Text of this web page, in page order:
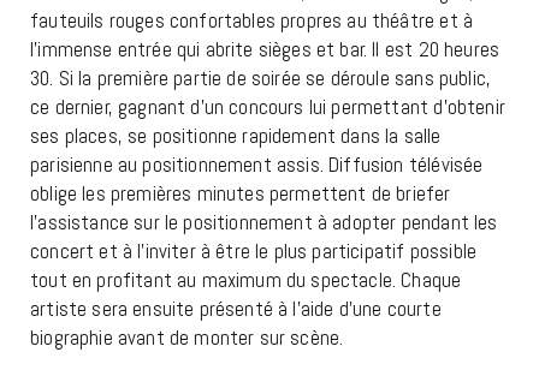
fauteuils rouges confortables propres au théâtre et à
l’immense entrée qui abrite sièges et bar. Il est 20 heures
30. Si la première partie de soirée se déroule sans public,
ce dernier, gagnant d’un concours lui permettant d’obtenir
ses places, se positionne rapidement dans la salle
parisienne au positionnement assis. Diffusion télévisée
oblige les premières minutes permettent de briefer
l’assistance sur le positionnement à adopter pendant les
concert et à l’inviter à être le plus participatif possible
tout en profitant au maximum du spectacle. Chaque
artiste sera ensuite présenté à l’aide d’une courte
biographie avant de monter sur scène.